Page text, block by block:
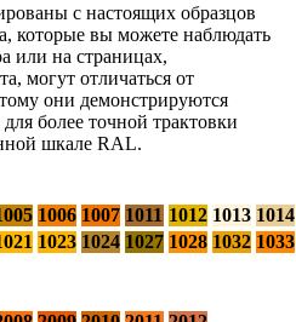
с настоящих образцов
которые вы можете наблюдать
или на страницах,
могут отличаться от
они демонстрируются
более точной трактовки
шкале RAL.
1006 1007 1011 1012 1013 1014
1023 1024 1027 1028 1032 1033